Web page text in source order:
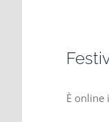
È online